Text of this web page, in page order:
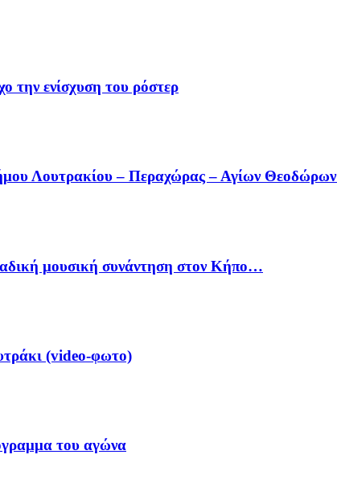
την ενίσχυση του ρόστερ
Λουτρακίου – Περαχώρας – Αγίων
μουσική συνάντηση στον Κήπο…
(video-φωτο)
του αγώνα